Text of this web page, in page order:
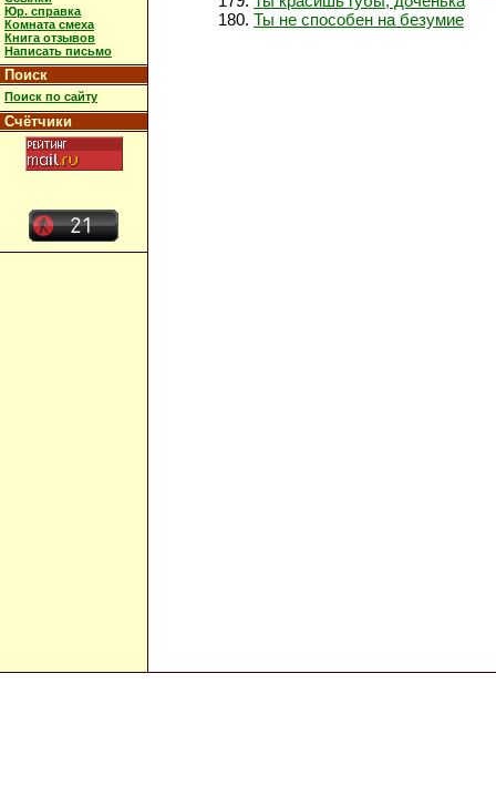
Юр. справка
Комната смеха
Книга отзывов
Написать письмо
Поиск
Поиск по сайту
Счётчики
Ты не способен на безумие